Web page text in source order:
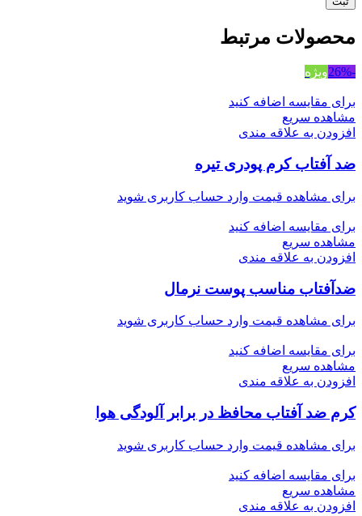
محصولات مرتبط
-26% ویژه
برای مقایسه اضافه کنید
مشاهده سریع
افزودن به علاقه مندی
ضد آفتاب کرم پودری تیره
برای مشاهده قیمت وارد حساب کاربری شوید
برای مقایسه اضافه کنید
مشاهده سریع
افزودن به علاقه مندی
ضدآفتاب مناسب پوست نرمال
برای مشاهده قیمت وارد حساب کاربری شوید
برای مقایسه اضافه کنید
مشاهده سریع
افزودن به علاقه مندی
کرم ضد آفتاب محافظ در برابر آلودگی هوا
برای مشاهده قیمت وارد حساب کاربری شوید
برای مقایسه اضافه کنید
مشاهده سریع
افزودن به علاقه مندی